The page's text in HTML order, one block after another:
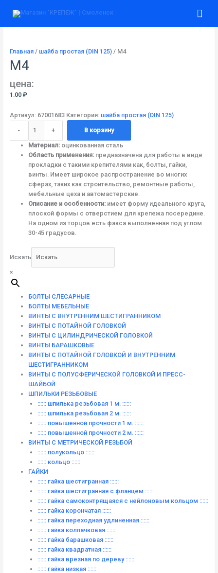
Главная/ шайба простая (DIN 125)/ М4
М4
цена:
1.00 ₽
Артикул: 67001683 Категория: шайба простая (DIN 125)
-
товара
+ В корзину
Материал:оцинкованная сталь
Область применения:предназначена для работы в виде
прокладки с такими крепителями как, болты, гайки,
винты. Имеет широкое распространение во многих
сферах, таких как строительство, ремонтные работы,
мебельные цеха и автомастерские.
Описание и особенности:имеет форму идеального круга,
плоской формы с отверстием для крепежа посередине.
На одном из торцов есть факса выполненная под углом
30-45 градусов.
Искать
×
БОЛТЫ СЛЕСАРНЫЕ
БОЛТЫ МЕБЕЛЬНЫЕ
ВИНТЫ С ВНУТРЕННИМ ШЕСТИГРАННИКОМ
ВИНТЫ С ПОТАЙНОЙ ГОЛОВКОЙ
ВИНТЫ С ЦИЛИНДРИЧЕСКОЙ ГОЛОВКОЙ
ВИНТЫ БАРАШКОВЫЕ
ВИНТЫ С ПОТАЙНОЙ ГОЛОВКОЙ И ВНУТРЕННИМ
ШЕСТИГРАННИКОМ
ВИНТЫ С ПОЛУСФЕРИЧЕСКОЙ ГОЛОВКОЙ И ПРЕСС-
ШАЙБОЙ
ШПИЛЬКИ РЕЗЬБОВЫЕ
:::::: шпилька резьбовая 1 м. ::::::
:::::: шпилька резьбовая 2 м. ::::::
:::::: повышенной прочности 1 м. ::::::
:::::: повышенной прочности 2 м. ::::::
ВИНТЫ C МЕТРИЧЕСКОЙ РЕЗЬБОЙ
:::::: полукольцо ::::::
:::::: кольцо ::::::
ГАЙКИ
:::::: гайка шестигранная ::::::
:::::: гайка шестигранная с фланцем ::::::
:::::: гайка самоконтрящаяся с нейлоновым кольцом ::::::
:::::: гайка корончатая ::::::
:::::: гайка переходная удлиненная ::::::
:::::: гайка колпачковая ::::::
:::::: гайка барашковая ::::::
:::::: гайка квадратная ::::::
:::::: гайка врезная по дереву ::::::
:::::: гайка низкая ::::::